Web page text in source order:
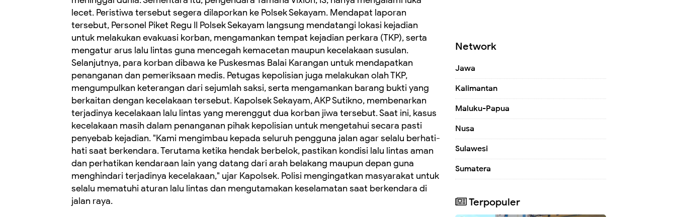
lecet. Peristiwa tersebut segera dilaporkan ke Polsek Sekayam. Mendapat laporan
tersebut, Personel Piket Regu II Polsek Sekayam langsung mendatangi lokasi kejadian
untuk melakukan evakuasi korban, mengamankan tempat kejadian perkara (TKP), serta
mengatur arus lalu lintas guna mencegah kemacetan maupun kecelakaan susulan.
Selanjutnya, para korban dibawa ke Puskesmas Balai Karangan untuk mendapatkan
penanganan dan pemeriksaan medis. Petugas kepolisian juga melakukan olah TKP,
mengumpulkan keterangan dari sejumlah saksi, serta mengamankan barang bukti yang
berkaitan dengan kecelakaan tersebut. Kapolsek Sekayam, AKP Sutikno, membenarkan
terjadinya kecelakaan lalu lintas yang merenggut dua korban jiwa tersebut. Saat ini, kasus
kecelakaan masih dalam penanganan pihak kepolisian untuk mengetahui secara pasti
penyebab kejadian. "Kami mengimbau kepada seluruh pengguna jalan agar selalu berhati-
hati saat berkendara. Terutama ketika hendak berbelok, pastikan kondisi lalu lintas aman
dan perhatikan kendaraan lain yang datang dari arah belakang maupun depan guna
menghindari terjadinya kecelakaan," ujar Kapolsek. Polisi mengingatkan masyarakat untuk
selalu mematuhi aturan lalu lintas dan mengutamakan keselamatan saat berkendara di
jalan raya.
Network
Jawa
Kalimantan
Maluku-Papua
Nusa
Sulawesi
Sumatera
Terpopuler